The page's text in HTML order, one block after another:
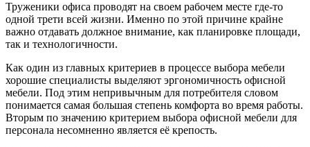
Труженики офиса проводят на своем рабочем месте где-то
одной трети всей жизни. Именно по этой причине крайне
важно отдавать должное внимание, как планировке площади,
так и технологичности.
Как один из главных критериев в процессе выбора мебели
хорошие специалисты выделяют эргономичность офисной
мебели. Под этим непривычным для потребителя словом
понимается самая большая степень комфорта во время работы.
Вторым по значению критерием выбора офисной мебели для
персонала несомненно является её крепость.